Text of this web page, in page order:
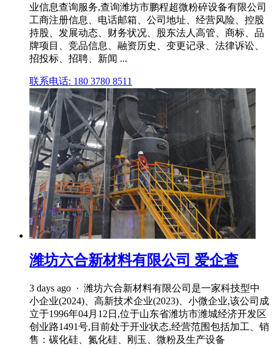
业信息查询服务,查询潍坊市鹏程超微粉碎设备有限公司
工商注册信息、电话邮箱、公司地址、经营风险、控股
持股、发展动态、财务状况、股东法人高管、商标、品
牌项目、竞品信息、融资历史、变更记录、法律诉讼、
招投标、招聘、新闻 ...
联系电话: 180 3780 8511
潍坊六合新材料有限公司 爱企查
3 days ago · 潍坊六合新材料有限公司是一家科技型中
小企业(2024)、高新技术企业(2023)、小微企业,该公司成
立于1996年04月12日,位于山东省潍坊市潍城经济开发区
创业路1491号,目前处于开业状态,经营范围包括加工、销
售：碳化硅、氮化硅、刚玉、微粉及生产设备